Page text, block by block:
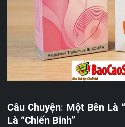
Câu Chuyện: Một Bên Là
Là “Chiến Binh”